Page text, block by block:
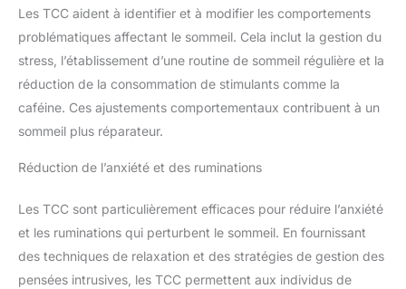
Les TCC aident à identifier et à modifier les comportements
problématiques affectant le sommeil. Cela inclut la gestion du
stress, l’établissement d’une routine de sommeil régulière et la
réduction de la consommation de stimulants comme la
caféine. Ces ajustements comportementaux contribuent à un
sommeil plus réparateur.
Réduction de l’anxiété et des ruminations
Les TCC sont particulièrement efficaces pour réduire l’anxiété
et les ruminations qui perturbent le sommeil. En fournissant
des techniques de relaxation et des stratégies de gestion des
pensées intrusives, les TCC permettent aux individus de